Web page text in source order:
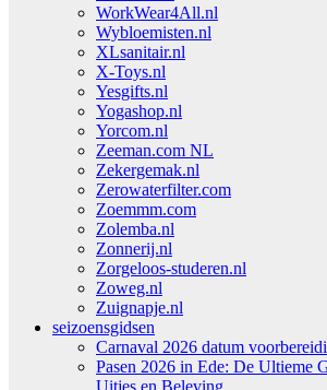
WorkWear4All.nl
Wybloemisten.nl
XLsanitair.nl
X-Toys.nl
Yesgifts.nl
Yogashop.nl
Yorcom.nl
Zeeman.com NL
Zekergemak.nl
Zerowaterfilter.com
Zoemmm.com
Zolemba.nl
Zonnerij.nl
Zorgeloos-studeren.nl
Zoweg.nl
Zuignapje.nl
seizoensgidsen
Carnaval 2026 datum
Pasen 2026 in Ede: De Ultieme
Uitjes en Beleving